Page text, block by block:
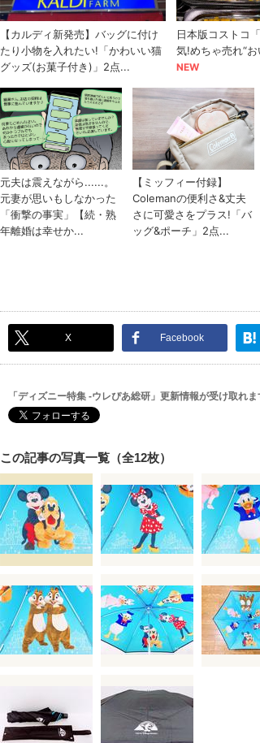
X Facebook
「ディズニー特集 -ウレぴあ総研」更新情報が受け取れま
この記事の写真一覧（全12枚）